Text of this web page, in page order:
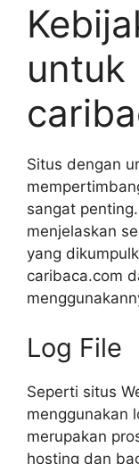
untuk
Situs dengan
sangat
menjelaskan
yang
caribaca.com
Log File
Seperti situs
menggunakan
merupakan
hosting dan